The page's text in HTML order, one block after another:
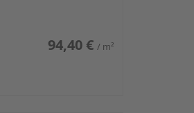
94,40 € / m²